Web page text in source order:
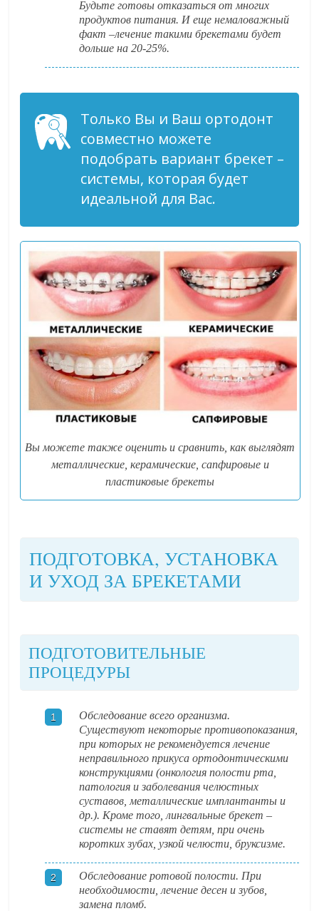
Будьте готовы отказаться от многих
продуктов питания. И еще немаловажный
факт –лечение такими брекетами будет
дольше на 20-25%.
Только Вы и Ваш ортодонт
совместно можете
подобрать вариант брекет –
системы, которая будет
идеальной для Вас.
Вы можете также оценить и сравнить, как выглядят
металлические, керамические, сапфировые и
пластиковые брекеты
ПОДГОТОВКА, УСТАНОВКА
И УХОД ЗА БРЕКЕТАМИ
ПОДГОТОВИТЕЛЬНЫЕ
ПРОЦЕДУРЫ
Обследование всего организма.
Существуют некоторые противопоказания,
при которых не рекомендуется лечение
неправильного прикуса ортодонтическими
конструкциями (онкология полости рта,
патология и заболевания челюстных
суставов, металлические имплантанты и
др.). Кроме того, лингвальные брекет –
системы не ставят детям, при очень
коротких зубах, узкой челюсти, бруксизме.
Обследование ротовой полости. При
необходимости, лечение десен и зубов,
замена пломб.